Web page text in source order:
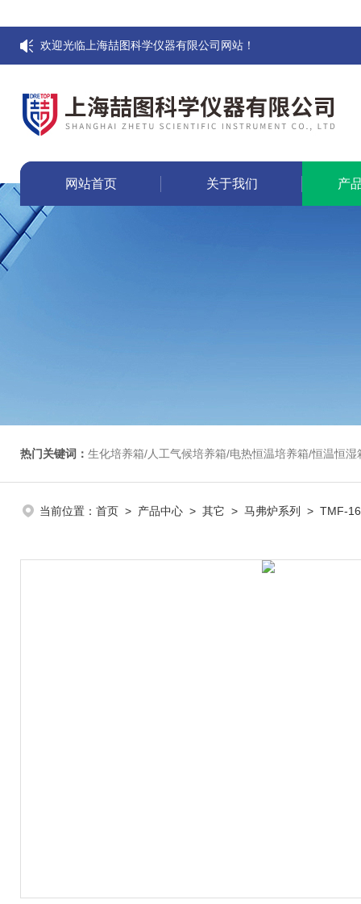
欢迎光临上海喆图科学仪器有限公司网站！
网站首页 关于我们 产
热门关键词： 生化培养箱/人工气候培养箱/电热恒温培养箱/恒温恒湿箱/光照培养箱/二氧化碳培养箱
当前位置： 首页 > 产品中心 > 其它 > 马弗炉系列 > TMF-